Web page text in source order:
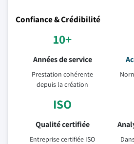
Confiance & Crédibilité
10+
Années de service
Prestation cohérente
depuis la création
ISO
Qualité certifiée
Entreprise certifiée ISO